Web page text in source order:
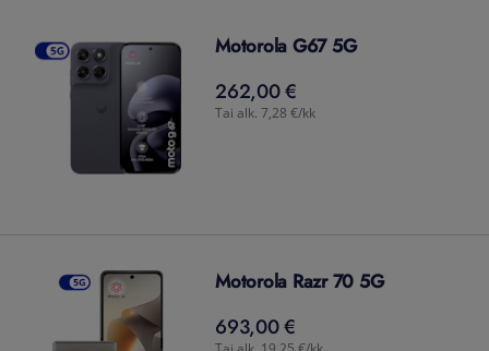
Motorola G67 5G
262,00 €
262,00€
Tai alk. 7,28 €/kk
Motorola Razr 70 5G
693,00 €
693,00€